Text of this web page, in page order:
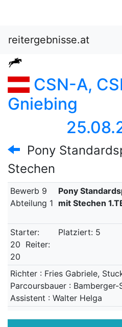
reitergebnisse.at
CSN-A,
Gniebing
Pony
Stechen
Bewerb 9
Abteilung 1
Pony
mit Stechen
Starter:
20 Reiter:
20
Platziert: 5
Richter : Fries Gabriele,
Parcoursbauer :
Assistent : Walter Helga